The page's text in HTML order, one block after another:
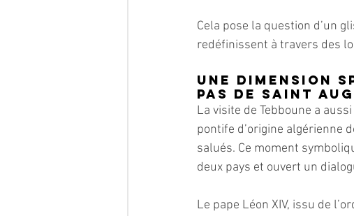
Cela pose la question d’un
redéfinissent à travers des
Une dimension
pas de Saint
La visite de Tebboune a
pontife d’origine algérienne
salués. Ce moment
deux pays et ouvert un
Le pape Léon XIV, issu de